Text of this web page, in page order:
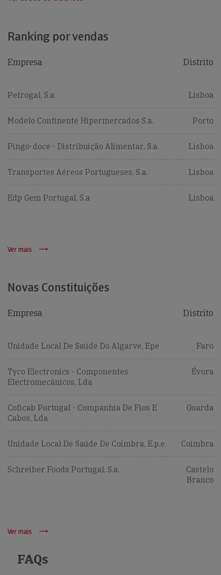
Ranking por vendas
Empresa Distrito
Petrogal, S.a. Lisboa
Modelo Continente Hipermercados S.a. Porto
Pingo-doce - Distribuição Alimentar, S.a. Lisboa
Transportes Aéreos Portugueses, S.a. Lisboa
Edp Gem Portugal, S.a Lisboa
Ver mais
Novas Constituições
Empresa Distrito
Unidade Local De Saúde Do Algarve, Epe Faro
Tyco Electronics - Componentes
Electromecânicos, Lda
Évora
Coficab Portugal - Companhia De Fios E
Cabos, Lda
Guarda
Unidade Local De Saúde De Coimbra, E.p.e. Coimbra
Schreiber Foods Portugal, S.a.
Castelo
Branco
Ver mais
FAQs